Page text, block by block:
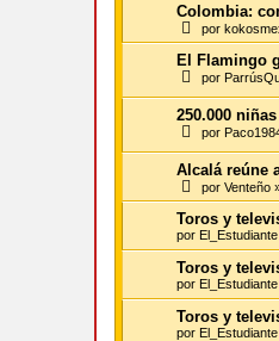
Colombia:
por
El Flamingo
por
250.000
por
Alcalá reúne
por Venteño
Toros y
por El_Estudiante
Toros y
por El_Estudiante
Toros y
por El_Estudiante